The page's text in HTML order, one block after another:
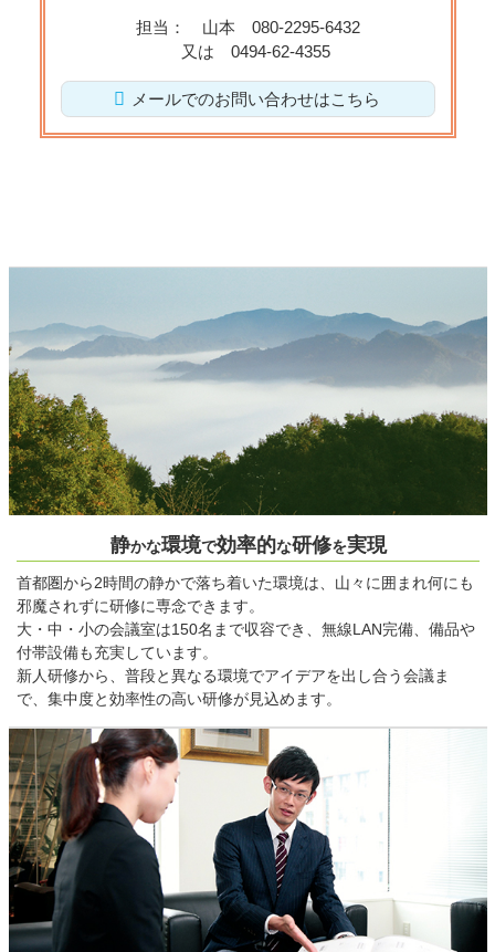
担当： 山本 080-2295-6432
又は 0494-62-4355
メールでのお問い合わせはこちら
静かな環境で効率的な研修を実現
首都圏から2時間の静かで落ち着いた環境は、山々に囲まれ何にも
邪魔されずに研修に専念できます。
大・中・小の会議室は150名まで収容でき、無線LAN完備、備品や
付帯設備も充実しています。
新人研修から、普段と異なる環境でアイデアを出し合う会議ま
で、集中度と効率性の高い研修が見込めます。